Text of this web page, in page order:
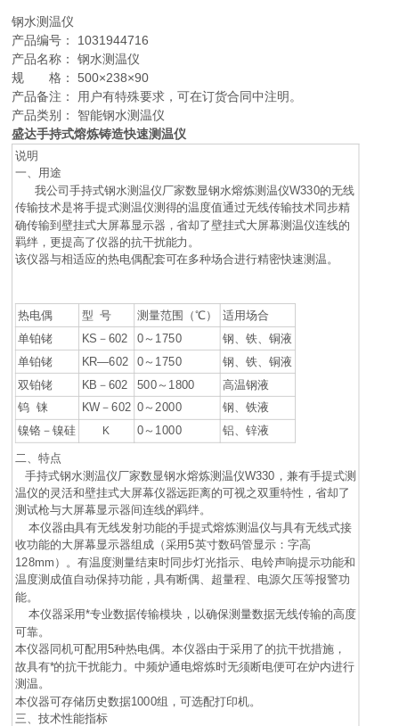
钢水测温仪
产品编号： 1031944716
产品名称： 钢水测温仪
规 格： 500×238×90
产品备注： 用户有特殊要求，可在订货合同中注明。
产品类别： 智能钢水测温仪
盛达手持式熔炼铸造快速测温仪
说明
一、用途
我公司手持式钢水测温仪厂家数显钢水熔炼测温仪W330的无线
传输技术是将手提式测温仪测得的温度值通过无线传输技术同步精
确传输到壁挂式大屏幕显示器，省却了壁挂式大屏幕测温仪连线的
羁绊，更提高了仪器的抗干扰能力。
该仪器与相适应的热电偶配套可在多种场合进行精密快速测温。
热电偶 型 号 测量范围（℃）
适用场合
单铂铑
KS－602 0～1750
钢、铁、铜液
单铂铑
KR—602 0～1750 钢、铁、铜液
双铂铑 KB－602 500～1800 高温钢液
钨 铼 KW－602 0～2000 钢、铁液
镍铬－镍硅 K 0～1000 铝、锌液
二、特点
手持式钢水测温仪厂家数显钢水熔炼测温仪W330，兼有手提式测
温仪的灵活和壁挂式大屏幕仪器远距离的可视之双重特性，省却了
测试枪与大屏幕显示器间连线的羁绊。
本仪器由具有无线发射功能的手提式熔炼测温仪与具有无线式接
收功能的大屏幕显示器组成（采用5英寸数码管显示：字高
128mm）。有温度测量结束时同步灯光指示、电铃声响提示功能和
温度测成值自动保持功能，具有断偶、超量程、电源欠压等报警功
能。
本仪器采用*专业数据传输模块，以确保测量数据无线传输的高度
可靠。
本仪器同机可配用5种热电偶。本仪器由于采用了的抗干扰措施，
故具有*的抗干扰能力。中频炉通电熔炼时无须断电便可在炉内进行
测温。
本仪器可存储历史数据1000组，可选配打印机。
三、技术性能指标